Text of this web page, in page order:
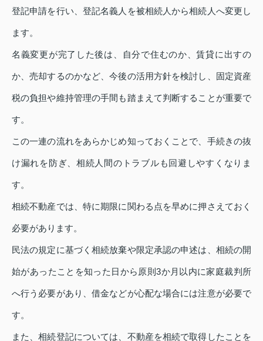
登記申請を行い、登記名義人を被相続人から相続人へ変更し
ます。
名義変更が完了した後は、自分で住むのか、賃貸に出すの
か、売却するのかなど、今後の活用方針を検討し、固定資産
税の負担や維持管理の手間も踏まえて判断することが重要で
す。
この一連の流れをあらかじめ知っておくことで、手続きの抜
け漏れを防ぎ、相続人間のトラブルも回避しやすくなりま
す。
相続不動産では、特に期限に関わる点を早めに押さえておく
必要があります。
民法の規定に基づく相続放棄や限定承認の申述は、相続の開
始があったことを知った日から原則3か月以内に家庭裁判所
へ行う必要があり、借金などが心配な場合には注意が必要で
す。
また、相続登記については、不動産を相続で取得したことを